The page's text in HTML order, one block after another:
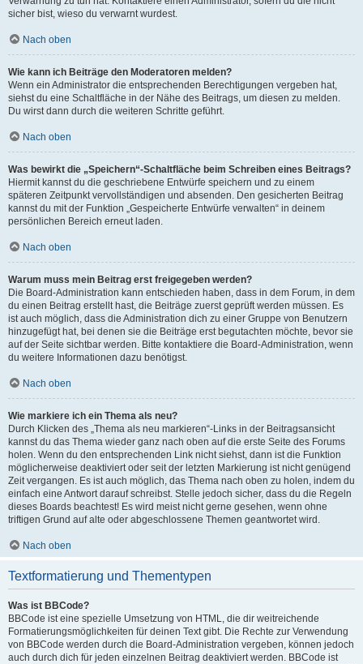
sicher bist, wieso du verwarnt wurdest.
Nach oben
Wie kann ich Beiträge den Moderatoren melden?
Wenn ein Administrator die entsprechenden Berechtigungen vergeben hat,
siehst du eine Schaltfläche in der Nähe des Beitrags, um diesen zu melden.
Du wirst dann durch die weiteren Schritte geführt.
Nach oben
Was bewirkt die „Speichern“-Schaltfläche beim Schreiben eines Beitrags?
Hiermit kannst du die geschriebene Entwürfe speichern und zu einem
späteren Zeitpunkt vervollständigen und absenden. Den gesicherten Beitrag
kannst du mit der Funktion „Gespeicherte Entwürfe verwalten“ in deinem
persönlichen Bereich erneut laden.
Nach oben
Warum muss mein Beitrag erst freigegeben werden?
Die Board-Administration kann entschieden haben, dass in dem Forum, in dem
du einen Beitrag erstellt hast, die Beiträge zuerst geprüft werden müssen. Es
ist auch möglich, dass die Administration dich zu einer Gruppe von Benutzern
hinzugefügt hat, bei denen sie die Beiträge erst begutachten möchte, bevor sie
auf der Seite sichtbar werden. Bitte kontaktiere die Board-Administration, wenn
du weitere Informationen dazu benötigst.
Nach oben
Wie markiere ich ein Thema als neu?
Durch Klicken des „Thema als neu markieren“-Links in der Beitragsansicht
kannst du das Thema wieder ganz nach oben auf die erste Seite des Forums
holen. Wenn du den entsprechenden Link nicht siehst, dann ist die Funktion
möglicherweise deaktiviert oder seit der letzten Markierung ist nicht genügend
Zeit vergangen. Es ist auch möglich, das Thema nach oben zu holen, indem du
einfach eine Antwort darauf schreibst. Stelle jedoch sicher, dass du die Regeln
dieses Boards beachtest! Es wird meist nicht gerne gesehen, wenn ohne
triftigen Grund auf alte oder abgeschlossene Themen geantwortet wird.
Nach oben
Textformatierung und Thementypen
Was ist BBCode?
BBCode ist eine spezielle Umsetzung von HTML, die dir weitreichende
Formatierungsmöglichkeiten für deinen Text gibt. Die Rechte zur Verwendung
von BBCode werden durch die Board-Administration vergeben, können jedoch
auch durch dich für jeden einzelnen Beitrag deaktiviert werden. BBCode ist